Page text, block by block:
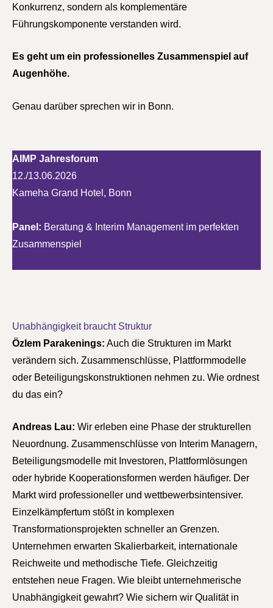
Konkurrenz, sondern als komplementäre
Führungskomponente verstanden wird.
Es geht um ein professionelles Zusammenspiel auf
Augenhöhe.
Genau darüber sprechen wir in Bonn.
AIMP Jahresforum
12./13.06.2026
Kameha Grand Hotel, Bonn
Panel: Beratung & Interim Management im perfekten
Zusammenspiel
Unabhängigkeit braucht Struktur
Özlem Parakenings: Auch die Strukturen im Markt
verändern sich. Zusammenschlüsse, Plattformmodelle
oder Beteiligungskonstruktionen nehmen zu. Wie ordnest
du das ein?
Andreas Lau: Wir erleben eine Phase der strukturellen
Neuordnung. Zusammenschlüsse von Interim Managern,
Beteiligungsmodelle mit Investoren, Plattformlösungen
oder hybride Kooperationsformen werden häufiger. Der
Markt wird professioneller und wettbewerbsintensiver.
Einzelkämpfertum stößt in komplexen
Transformationsprojekten schneller an Grenzen.
Unternehmen erwarten Skalierbarkeit, internationale
Reichweite und methodische Tiefe. Gleichzeitig
entstehen neue Fragen. Wie bleibt unternehmerische
Unabhängigkeit gewahrt? Wie sichern wir Qualität in